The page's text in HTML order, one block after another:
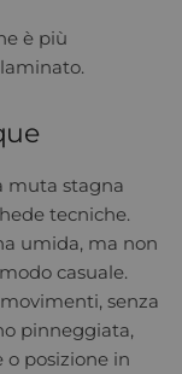
è più
muta stagna
tecniche.
umida, ma non
casuale.
senza
pinneggiata,
o posizione in